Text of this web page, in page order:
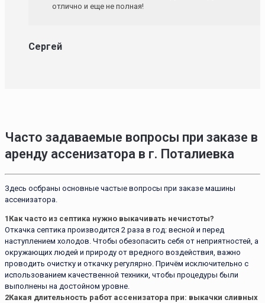
отлично и еще не полная!
Сергей
Часто задаваемые вопросы при заказе в
аренду ассенизатора в г. Поталиевка
Здесь осбраны основные частые вопросы при заказе машины
ассенизатора.
1 Как часто из септика нужно выкачивать нечистоты?
Откачка септика производится 2 раза в год: весной и перед
наступлением холодов. Чтобы обезопасить себя от неприятностей, а
окружающих людей и природу от вредного воздействия, важно
проводить очистку и откачку регулярно. Причём исключительно с
использованием качественной техники, чтобы процедуры были
выполнены на достойном уровне.
2Какая длительность работ ассенизатора при: выкачки сливных